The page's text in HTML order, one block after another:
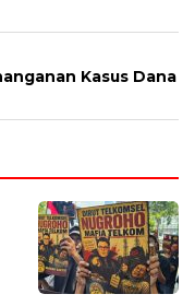
Kasus Dana